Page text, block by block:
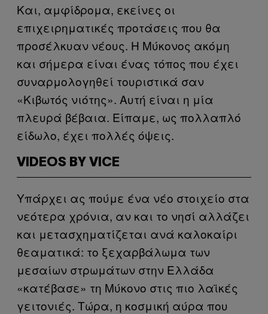
Και, αμφίδρομα, εκείνες οι
επιχειρηματικές προτάσεις που θα
προσέλκυαν νέους. Η Μύκονος ακόμη
και σήμερα είναι ένας τόπος που έχει
συναρμολογηθεί τουριστικά σαν
«Κιβωτός νιότης». Αυτή είναι η μία
πλευρά βέβαια. Είπαμε, ως πολλαπλό
είδωλο, έχει πολλές όψεις.
VIDEOS BY VICE
Υπάρχει ας πούμε ένα νέο στοιχείο στα
νεότερα χρόνια, αν και το νησί αλλάζει
και μετασχηματίζεται ανά καλοκαίρι
θεαματικά: το ξεχαρβάλωμα των
μεσαίων στρωμάτων στην Ελλάδα
«κατέβασε» τη Μύκονο στις πιο λαϊκές
γειτονιές. Τώρα, η κοσμική αύρα που